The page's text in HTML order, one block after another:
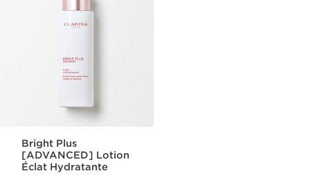
Bright Plus
[ADVANCED] Lotion
Éclat Hydratante